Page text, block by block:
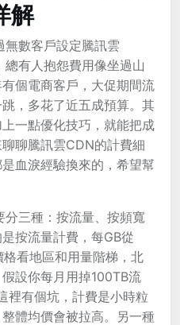
解
數客戶設定騰訊雲
有人抱怨費用像坐過山
個電商客戶，大促期間流
，多花了近五成預算。其
一點優化技巧，就能把成
聊騰訊雲CDN的計費細
血淚經驗換來的，希望幫
三種：按流量、按頻寬
按流量計費，每GB從
看地區和用量階梯，北
設你每月用掉100TB流
裡有個坑，計費是小時粒
體均價會被拉高。另一種